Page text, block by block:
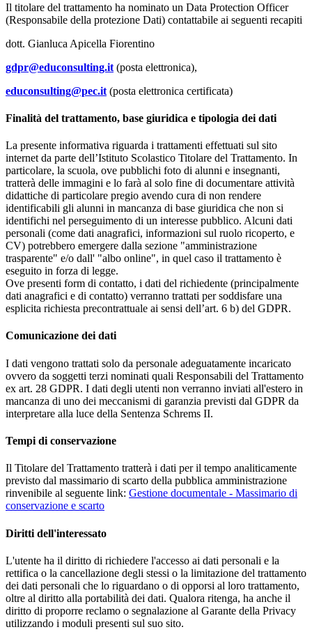
Il titolare del trattamento ha nominato un Data Protection Officer
(Responsabile della protezione Dati) contattabile ai seguenti recapiti
dott. Gianluca Apicella Fiorentino
gdpr@educonsulting.it (posta elettronica),
educonsulting@pec.it (posta elettronica certificata)
Finalità del trattamento, base giuridica e tipologia dei dati
La presente informativa riguarda i trattamenti effettuati sul sito
internet da parte dell’Istituto Scolastico Titolare del Trattamento. In
particolare, la scuola, ove pubblichi foto di alunni e insegnanti,
tratterà delle immagini e lo farà al solo fine di documentare attività
didattiche di particolare pregio avendo cura di non rendere
identificabili gli alunni in mancanza di base giuridica che non si
identifichi nel perseguimento di un interesse pubblico. Alcuni dati
personali (come dati anagrafici, informazioni sul ruolo ricoperto, e
CV) potrebbero emergere dalla sezione "amministrazione
trasparente" e/o dall' "albo online", in quel caso il trattamento è
eseguito in forza di legge.
Ove presenti form di contatto, i dati del richiedente (principalmente
dati anagrafici e di contatto) verranno trattati per soddisfare una
esplicita richiesta precontrattuale ai sensi dell’art. 6 b) del GDPR.
Comunicazione dei dati
I dati vengono trattati solo da personale adeguatamente incaricato
ovvero da soggetti terzi nominati quali Responsabili del Trattamento
ex art. 28 GDPR. I dati degli utenti non verranno inviati all'estero in
mancanza di uno dei meccanismi di garanzia previsti dal GDPR da
interpretare alla luce della Sentenza Schrems II.
Tempi di conservazione
Il Titolare del Trattamento tratterà i dati per il tempo analiticamente
previsto dal massimario di scarto della pubblica amministrazione
rinvenibile al seguente link: Gestione documentale - Massimario di
conservazione e scarto
Diritti dell'interessato
L'utente ha il diritto di richiedere l'accesso ai dati personali e la
rettifica o la cancellazione degli stessi o la limitazione del trattamento
dei dati personali che lo riguardano o di opporsi al loro trattamento,
oltre al diritto alla portabilità dei dati. Qualora ritenga, ha anche il
diritto di proporre reclamo o segnalazione al Garante della Privacy
utilizzando i moduli presenti sul suo sito.